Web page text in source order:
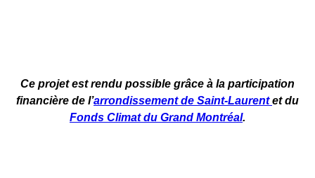
Ce projet est rendu possible grâce à la participation
financière de l’arrondissement de Saint-Laurentet du
Fonds Climat du Grand Montréal.